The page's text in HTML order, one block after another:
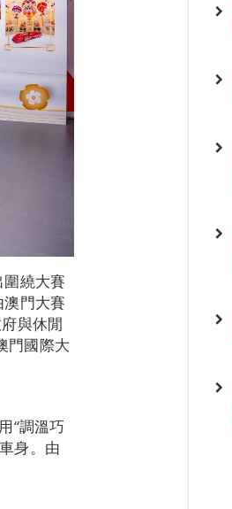
繞大賽
門大賽
與休閒
門國際大
“調溫巧
身。由